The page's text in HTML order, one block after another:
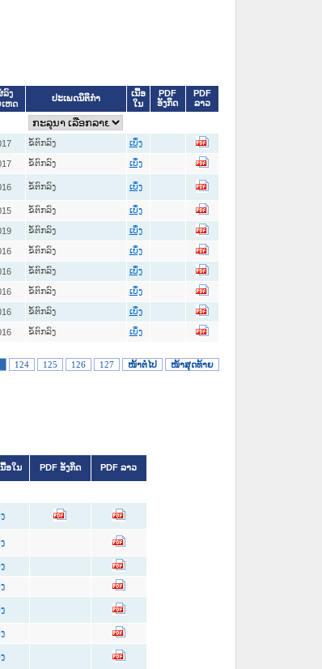
ລົງ
ຫດ
ປະເພດນິຕິກຳ
ເນື້ອ
ໃນ
PDF
ອັງກິດ
PDF
ລາວ
ຂໍ້ຕົກລົງ ເບິ່ງ
ຂໍ້ຕົກລົງ ເບິ່ງ
ຂໍ້ຕົກລົງ ເບິ່ງ
ຂໍ້ຕົກລົງ ເບິ່ງ
ຂໍ້ຕົກລົງ ເບິ່ງ
ຂໍ້ຕົກລົງ ເບິ່ງ
ຂໍ້ຕົກລົງ ເບິ່ງ
ຂໍ້ຕົກລົງ ເບິ່ງ
ຂໍ້ຕົກລົງ ເບິ່ງ
ຂໍ້ຕົກລົງ ເບິ່ງ
124 125 126 127 ໜ້າຕໍ່ໄປ ໜ້າສຸດທ້າຍ
ນື້ອໃນ PDF ອັງກິດ PDF ລາວ